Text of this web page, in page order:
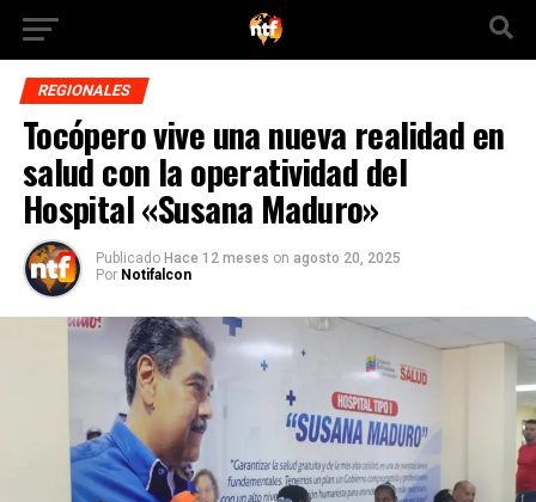
REGIONALES
Tocópero vive una nueva realidad en
salud con la operatividad del
Hospital «Susana Maduro»
Publicado Hace 12 meses on agosto 20, 2025
Por Notifalcon